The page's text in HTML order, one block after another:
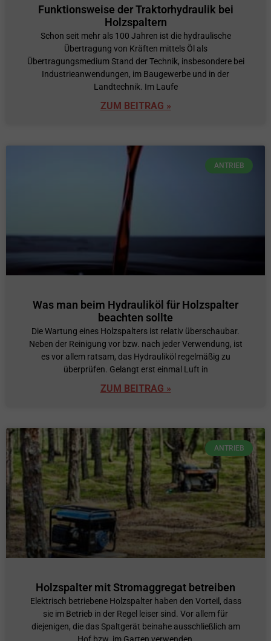
Funktionsweise der Traktorhydraulik bei
Holzspaltern
Schon seit mehr als 100 Jahren ist die hydraulische
Übertragung von Kräften mittels Öl als
Übertragungsmedium Stand der Technik, insbesondere bei
Industrieanwendungen, im Baugewerbe und in der
Landtechnik. Im Laufe
ZUM BEITRAG »
ANTRIEB
Was man beim Hydrauliköl für Holzspalter
beachten sollte
Die Wartung eines Holzspalters ist relativ überschaubar.
Neben der Reinigung vor bzw. nach jeder Verwendung, ist
es vor allem ratsam, das Hydrauliköl regelmäßig zu
überprüfen. Gelangt erst einmal Luft in
ZUM BEITRAG »
ANTRIEB
Holzspalter mit Stromaggregat betreiben
Elektrisch betriebene Holzspalter haben den Vorteil, dass
sie im Betrieb in der Regel leiser sind. Vor allem für
diejenigen, die das Spaltgerät beinahe ausschließlich am
Hof bzw. im Garten verwenden,